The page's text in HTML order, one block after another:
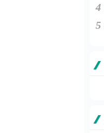
4
5